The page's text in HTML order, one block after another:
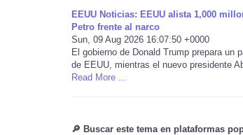
EEUU Noticias: EEUU alista 1,000
Petro frente al narco
Sun, 09 Aug 2026 16:07:50 +0000
El gobierno de Donald Trump prepara un
de EEUU, mientras el nuevo presidente
Read More ...
🔎 Buscar este tema en plataformas